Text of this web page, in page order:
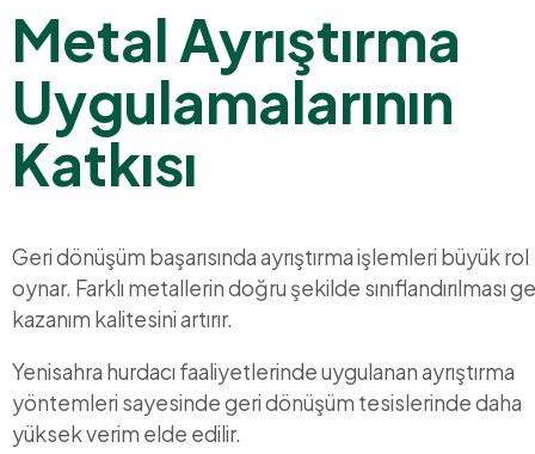
Metal Ayrıştırma
Uygulamalarının
Katkısı
Geri dönüşüm başarısında ayrıştırma işlemleri büyük rol
oynar. Farklı metallerin doğru şekilde sınıflandırılması
kazanım kalitesini artırır.
Yenisahra hurdacı faaliyetlerinde uygulanan ayrıştırma
yöntemleri sayesinde geri dönüşüm tesislerinde daha
yüksek verim elde edilir.